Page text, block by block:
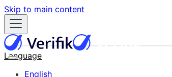
Skip to main content
Language
English